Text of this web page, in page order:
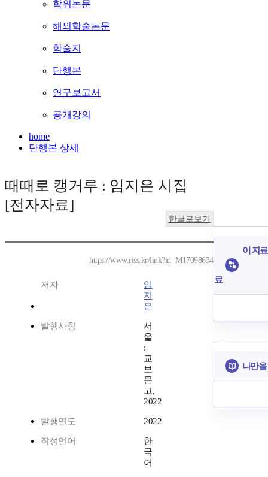
학위논문
해외학술논문
학술지
단행본
연구보고서
공개강의
home
단행본 상세
때때로 캥거루 : 임지은 시집
[전자자료]
한글로보기
https://www.riss.kr/link?id=M17098634
저자
임
지
은
발행사항
서
울
:
교
보
문
고,
2022
발행연도 2022
작성언어
한
국
어
이 자
료
나만